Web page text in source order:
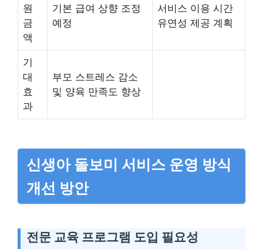
원
금
액
기본 급여 상향 조정
예정
서비스 이용 시간
유연성 제공 계획
기
대
효
과
부모 스트레스 감소
및 양육 만족도 향상
신생아 돌보미 서비스 운영 방식
개선 방안
전문 교육 프로그램 도입 필요성